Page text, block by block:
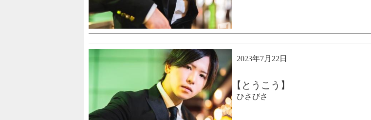
2023年7月22日
【とうこう】
ひさびさ